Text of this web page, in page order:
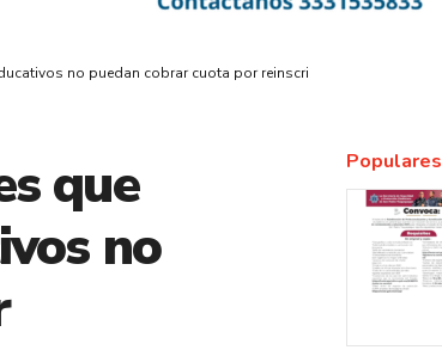
no puedan cobrar cuota por reinscripción
que
no
Populares